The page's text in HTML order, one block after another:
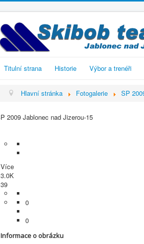
Titulní strana Historie Výbor a trenéři
Hlavní stránka Fotogalerie SP
Více
3.0K
39
0
0
Informace o obrázku